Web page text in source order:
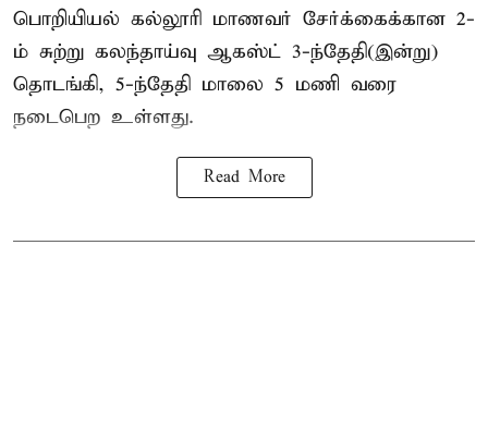
பொறியியல் கல்லூரி மாணவர் சேர்க்கைக்கான 2-
ம் சுற்று கலந்தாய்வு ஆகஸ்ட் 3-ந்தேதி(இன்று)
தொடங்கி, 5-ந்தேதி மாலை 5 மணி வரை
நடைபெற உள்ளது.
Read More